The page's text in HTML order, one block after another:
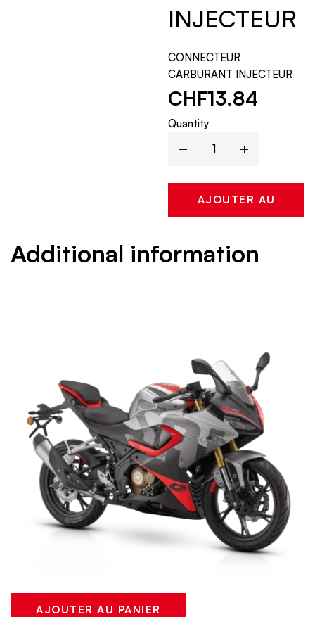
INJECTEUR
CONNECTEUR
CARBURANT INJECTEUR
CHF13.84
Quantity
AJOUTER AU
Additional information
AJOUTER AU PANIER